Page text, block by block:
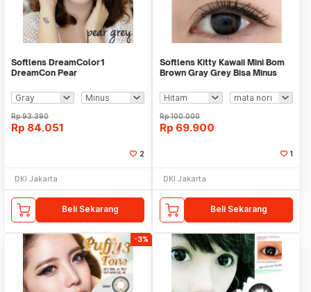
Softlens DreamColor1
DreamCon Pear
Rp93.390
Rp 84.051
2
DKI Jakarta
Beli Sekarang
Softlens Kitty Kawaii Mini Bom
Brown Gray Grey Bisa Minus
Rp100.000
Rp 69.900
1
DKI Jakarta
Beli Sekarang
-3%